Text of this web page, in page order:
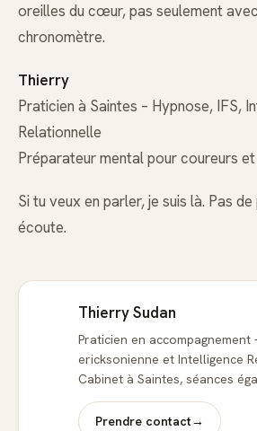
oreilles du cœur, pas seulement
chronomètre.
Thierry
Praticien à Saintes – Hypnose, IFS,
Relationnelle
Préparateur mental pour coureurs
Si tu veux en parler, je suis là. Pas
écoute.
Thierry Sudan
Praticien en
ericksonienne et Intelligence
Cabinet à Saintes, séances
Prendre contact→